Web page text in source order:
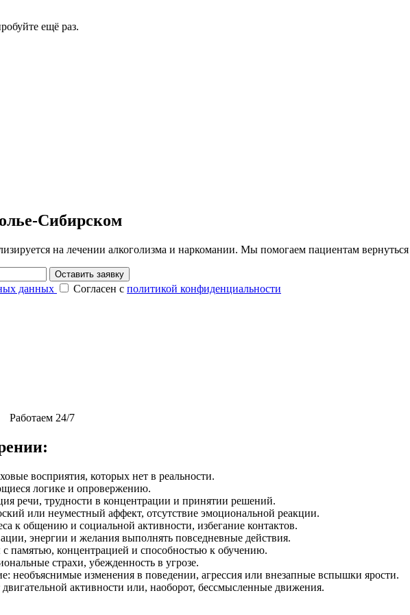
ещё раз.
Сибирском
на лечении алкоголизма и наркомании. Мы помогаем пациентам
Оставить заявку
данных Согласен с политикой конфиденциальности
Работаем 24/7
восприятия, которых нет в реальности.
логике и опровержению.
речи, трудности в концентрации и принятии решений.
или неуместный аффект, отсутствие эмоциональной реакции.
к общению и социальной активности, избегание контактов.
энергии и желания выполнять повседневные действия.
памятью, концентрацией и способностью к обучению.
страхи, убежденность в угрозе.
необъяснимые изменения в поведении, агрессия или внезапные вспышки ярости.
активности или, наоборот, бессмысленные движения.